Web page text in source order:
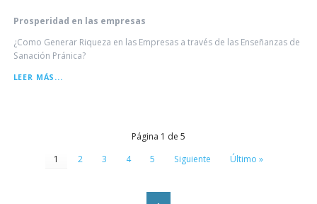
Prosperidad en las empresas
¿Como Generar Riqueza en las Empresas a través de las Enseñanzas de
Sanación Pránica?
LEER MÁS...
Página 1 de 5
1
2 3 4 5 Siguiente Último »